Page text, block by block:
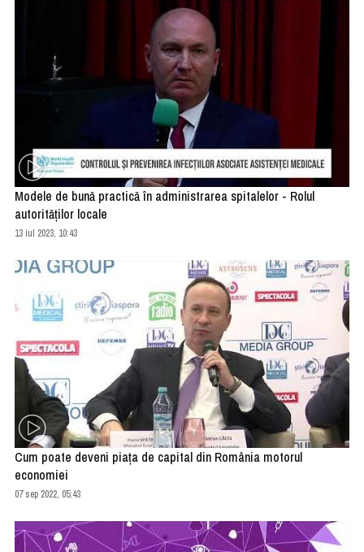
Modele de bună practică în administrarea spitalelor - Rolul
autorităților locale
13 iul 2023, 10:43
Cum poate deveni piața de capital din România motorul
economiei
07 sep 2022, 05:43